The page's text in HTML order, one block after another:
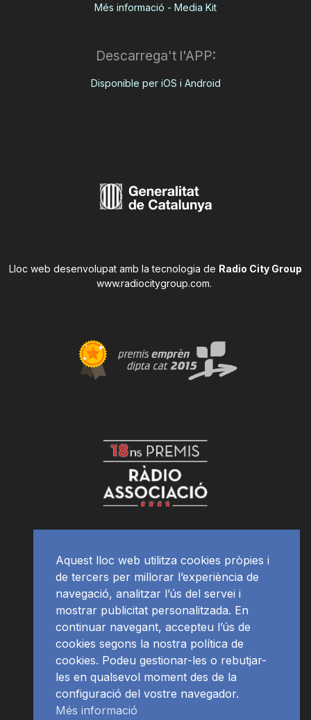
Més informació - Media Kit
Descarrega't l'APP:
Disponible per iOS i Android
Lloc web desenvolupat amb la tecnologia de Radio City Group
www.radiocitygroup.com.
Aquest lloc web utilitza cookies pròpies i
de tercers per millorar l’experiència de
navegació, analitzar l’ús del servei i
mostrar publicitat personalitzada. En
continuar navegant, accepteu l’ús de
cookies segons la nostra política de
cookies. Podeu gestionar-les o rebutjar-
les en qualsevol moment des de la
configuració del vostre navegador.
Més informació